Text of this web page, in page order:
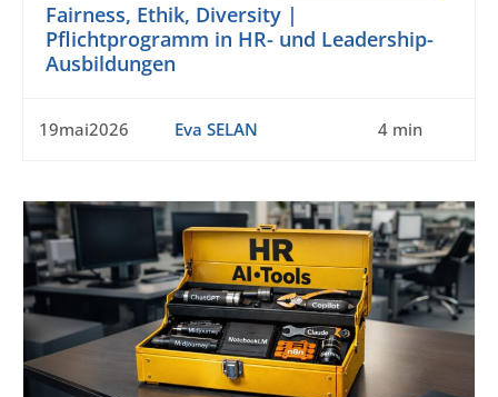
Fairness, Ethik, Diversity |
Pflichtprogramm in HR- und Leadership-
Ausbildungen
19mai2026 Eva SELAN 4 min